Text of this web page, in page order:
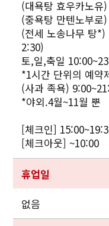
(대욕탕 효우카노
(중욕탕 만텐노부
(전세 노송나무 탕
2:30)
토,일,축일
*1시간 단위의 예약
(사과 족욕)
*야외.4월~11월 뿐
[체크인]
[체크아웃] ~10:00
휴업일
없음